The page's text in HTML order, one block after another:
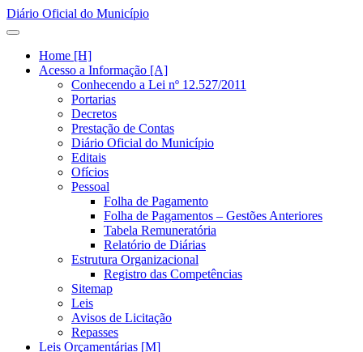
Diário Oficial do Município
Home [H]
Acesso a Informação [A]
Conhecendo a Lei nº 12.527/2011
Portarias
Decretos
Prestação de Contas
Diário Oficial do Município
Editais
Ofícios
Pessoal
Folha de Pagamento
Folha de Pagamentos – Gestões Anteriores
Tabela Remuneratória
Relatório de Diárias
Estrutura Organizacional
Registro das Competências
Sitemap
Leis
Avisos de Licitação
Repasses
Leis Orçamentárias [M]